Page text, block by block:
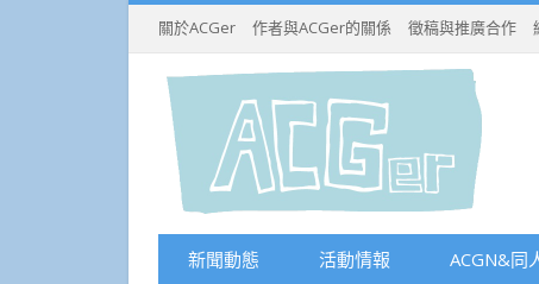
關於ACGer 作者與ACGer的關係 徵稿與推廣合作
新聞動態 活動情報 ACGN&同